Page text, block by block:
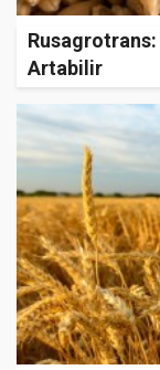
Rusagrotrans:
Artabilir